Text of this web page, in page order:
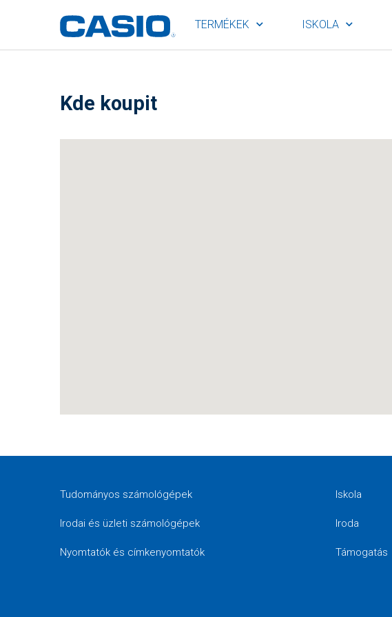
TERMÉKEK ISKOLA
Kde koupit
Tudományos számológépek
Irodai és üzleti számológépek
Nyomtatók és címkenyomtatók
Iskola
Iroda
Támogatás